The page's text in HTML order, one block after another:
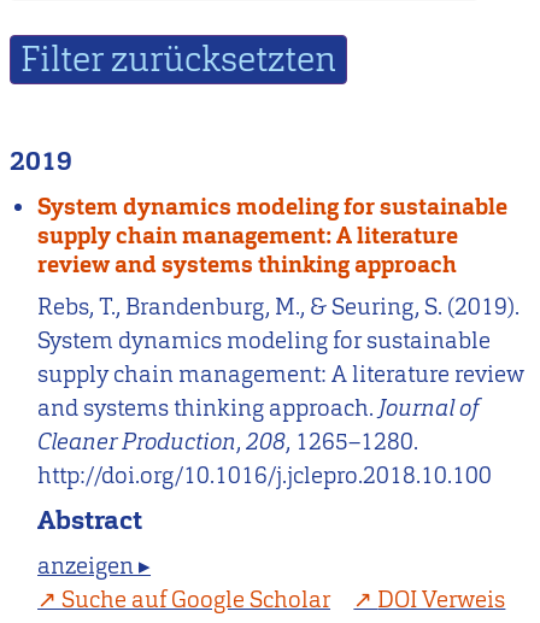
2019
System dynamics modeling for sustainable
supply chain management: A literature
review and systems thinking approach
Rebs, T., Brandenburg, M., & Seuring, S. (2019).
System dynamics modeling for sustainable
supply chain management: A literature review
and systems thinking approach. Journal of
Cleaner Production,208, 1265–1280.
http://doi.org/10.1016/j.jclepro.2018.10.100
Abstract
anzeigen ▸
Suche auf Google Scholar
DOI Verweis